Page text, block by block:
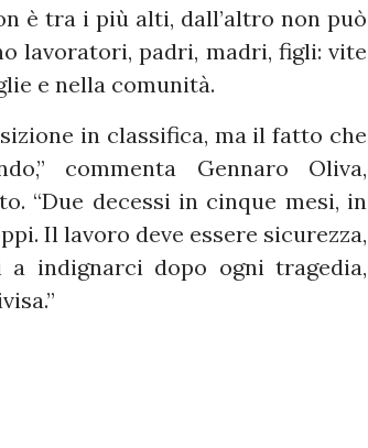
è tra i più alti, dall’altro non può
lavoratori, padri, madri, figli: vite
e nella comunità.
in classifica, ma il fatto che
commenta Gennaro Oliva,
“Due decessi in cinque mesi, in
Il lavoro deve essere sicurezza,
indignarci dopo ogni tragedia,